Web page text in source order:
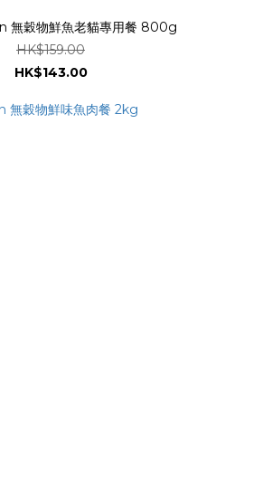
無穀物鮮魚老貓專用餐 800g
HK$159.00
HK$143.00